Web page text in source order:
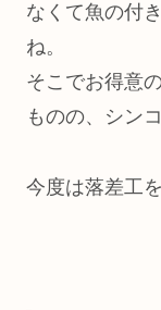
なくて魚の付
ね。
そこでお得意
ものの、シン
今度は落差工